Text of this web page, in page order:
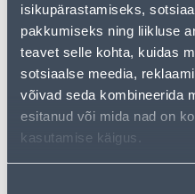
isikupärastamiseks,
pakkumiseks ning liikluse
teavet selle kohta, kuidas
sotsiaalse meedia,
võivad seda kombineerida
esitanud või mida nad on
kasutamise käigus.
VEKSELLÜLITI B2 IP54
MUST
.86 €
2.32 €